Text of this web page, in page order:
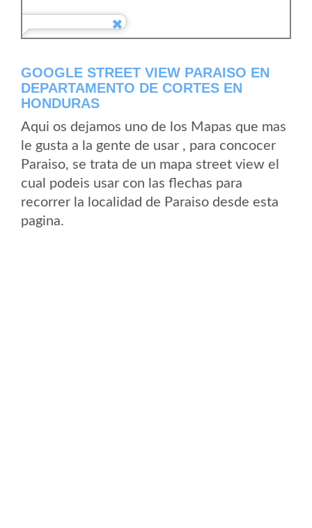
GOOGLE STREET VIEW PARAISO EN
DEPARTAMENTO DE CORTES EN
HONDURAS
Aqui os dejamos uno de los Mapas que mas
le gusta a la gente de usar , para concocer
Paraiso, se trata de un mapa street view el
cual podeis usar con las flechas para
recorrer la localidad de Paraiso desde esta
pagina.